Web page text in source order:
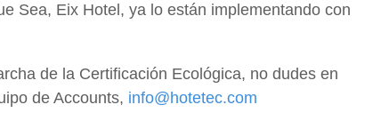
Sea, Eix Hotel, ya lo están implementando con
de la Certificación Ecológica, no dudes en
de Accounts, info@hotetec.com